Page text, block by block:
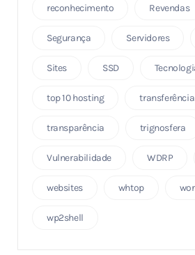
reconhecimento Revendas
Segurança Servidores
Sites SSD
top 10 hosting
transparência trignosfera
Vulnerabilidade WDRP
websites whtop
wp2shell